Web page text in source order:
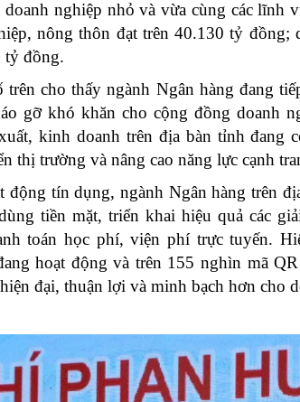
nghiệp nhỏ và vừa cùng các lĩnh
nông thôn đạt trên 40.130 tỷ
tỷ đồng.
trên cho thấy ngành Ngân hàng đang
gỡ khó khăn cho cộng đồng doanh
kinh doanh trên địa bàn tỉnh
thị trường và nâng cao năng lực cạnh
động tín dụng, ngành Ngân hàng trên
tiền mặt, triển khai hiệu quả các
toán học phí, viện phí trực tuyến.
hoạt động và trên 155 nghìn mã
đại, thuận lợi và minh bạch hơn cho